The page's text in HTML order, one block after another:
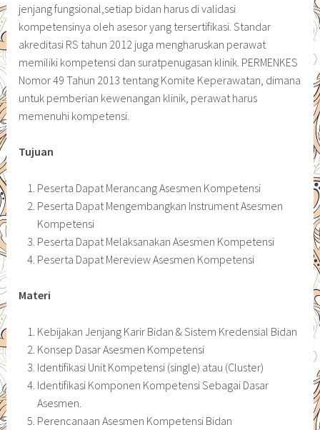
jenjang fungsional,setiap bidan harus di validasi
kompetensinya oleh asesor yang tersertifikasi. Standar
akreditasi RS tahun 2012 juga mengharuskan perawat
memiliki kompetensi dan suratpenugasan klinik. PERMENKES
Nomor 49 Tahun 2013 tentang Komite Keperawatan, dimana
untuk pemberian kewenangan klinik, perawat harus
memenuhi kompetensi.
Tujuan
Peserta Dapat Merancang Asesmen Kompetensi
Peserta Dapat Mengembangkan Instrument Asesmen
Kompetensi
Peserta Dapat Melaksanakan Asesmen Kompetensi
Peserta Dapat Mereview Asesmen Kompetensi
Materi
Kebijakan Jenjang Karir Bidan & Sistem Kredensial Bidan
Konsep Dasar Asesmen Kompetensi
Identifikasi Unit Kompetensi (single) atau (Cluster)
Identifikasi Komponen Kompetensi Sebagai Dasar
Asesmen.
Perencanaan Asesmen Kompetensi Bidan